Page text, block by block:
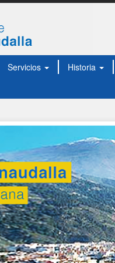
Servicios Historia